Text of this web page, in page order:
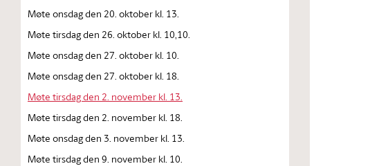
Møte onsdag den 20. oktober kl. 13.
Møte tirsdag den 26. oktober kl. 10,10.
Møte onsdag den 27. oktober kl. 10.
Møte onsdag den 27. oktober kl. 18.
Møte tirsdag den 2. november kl. 13.
Møte tirsdag den 2. november kl. 18.
Møte onsdag den 3. november kl. 13.
Møte tirsdag den 9. november kl. 10.